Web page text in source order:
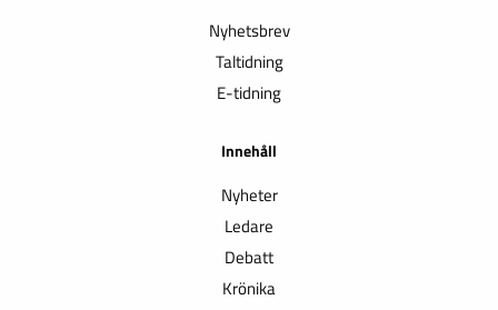
Nyhetsbrev
Taltidning
E-tidning
Innehåll
Nyheter
Ledare
Debatt
Krönika